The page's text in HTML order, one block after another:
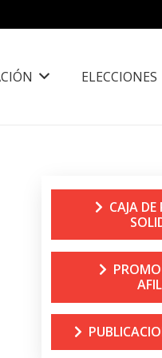
ELECCIONES
CAJA DE